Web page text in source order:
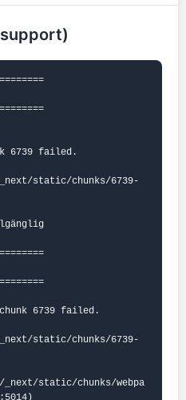
6739 failed.
static/chunks/6739-
6739 failed.
static/chunks/6739-
static/chunks/webpa